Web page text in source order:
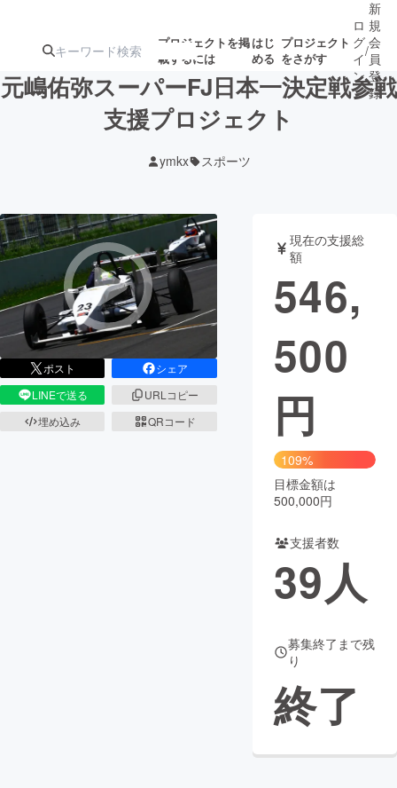
プロジェクトを掲
載するには
はじ
める
プロジェクト
をさがす
ジェクト
ロジェクト
アート・写真 音楽
テクノロジー・ガジェット ゲーム・サ
映像・映画
ビジネス・起業
まちづくり・地域活性化
CAMPFIRE Creation
コミュニティ
ロ
グ
イ
ン
/
新
規
会
員
登
録
元嶋佑弥スーパーFJ日本一決定戦参戦
支援プロジェクト
ymkx スポーツ
ポスト
シェア
LINEで送る
URLコピー
埋め込み
QRコード
現在の支援総
額
546,
500
円
109%
目標金額は
500,000円
支援者数
39人
募集終了まで残
り
終了